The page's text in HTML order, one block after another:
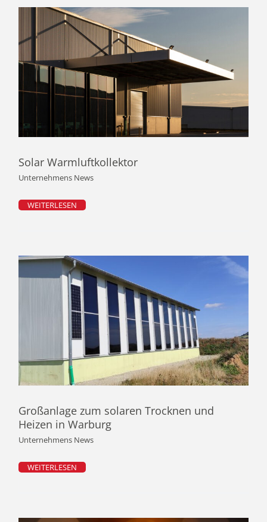
Solar Warmluftkollektor
Unternehmens News
WEITERLESEN
Großanlage zum solaren Trocknen und
Heizen in Warburg
Unternehmens News
WEITERLESEN